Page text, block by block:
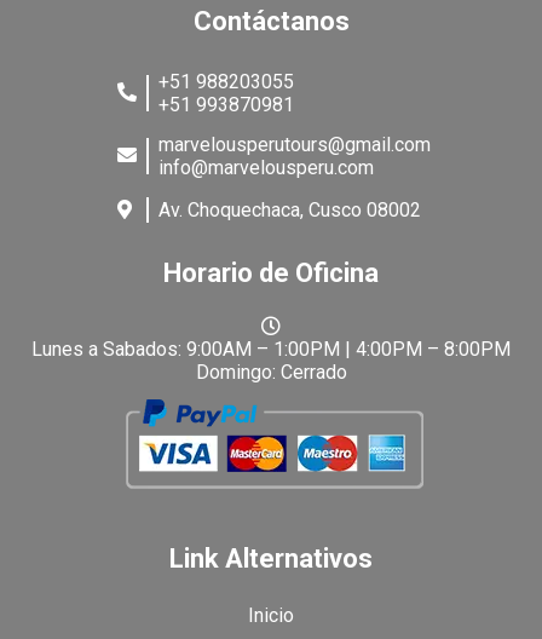
Contáctanos
+51 988203055
+51 993870981
marvelousperutours@gmail.com
info@marvelousperu.com
Av. Choquechaca, Cusco 08002
Horario de Oficina
Lunes a Sabados: 9:00AM – 1:00PM | 4:00PM – 8:00PM
Domingo: Cerrado
Link Alternativos
Inicio